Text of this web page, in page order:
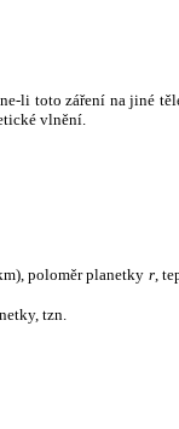
li toto záření na jiné
vlnění.
poloměr planetky r,
tzn.